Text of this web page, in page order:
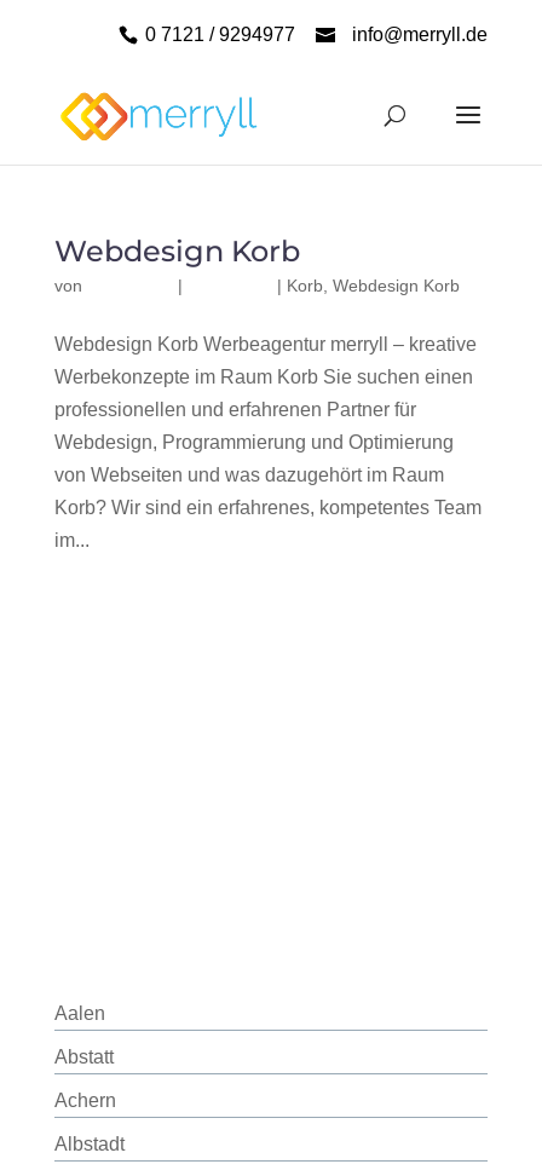
0 7121 / 9294977 info@merryll.de
Webdesign Korb
von | | Korb, Webdesign Korb
Webdesign Korb Werbeagentur merryll – kreative
Werbekonzepte im Raum Korb Sie suchen einen
professionellen und erfahrenen Partner für
Webdesign, Programmierung und Optimierung
von Webseiten und was dazugehört im Raum
Korb? Wir sind ein erfahrenes, kompetentes Team
im...
Aalen
Abstatt
Achern
Albstadt